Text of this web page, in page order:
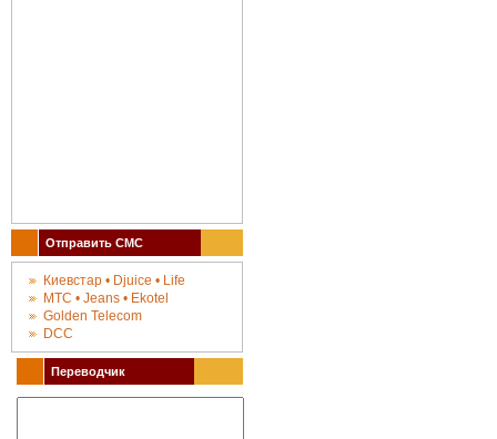
Отправить СМС
Киевстар • Djuice • Life
МТС • Jeans • Ekotel
Golden Telecom
DCC
Переводчик